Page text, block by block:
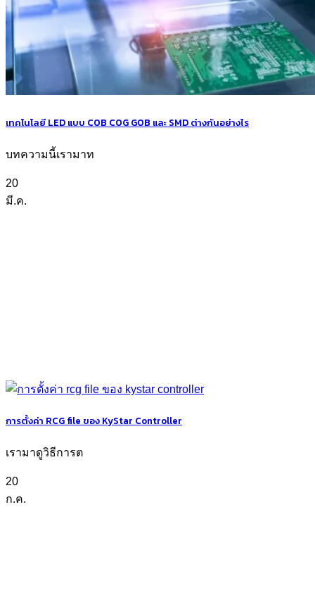
เทคโนโลยี LED แบบ COB COG GOB และ SMD ต่างกันอย่างไร
บทความนี้เรามาท
20
มี.ค.
การตั้งค่า RCG file ของ KyStar Controller
เรามาดูวิธีการต
20
ก.ค.